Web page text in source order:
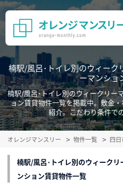
楠駅/風呂･トイレ別のウィーク
ーマンショ
楠駅/風呂･トイレ別のウィークリー
ョン賃貸物件一覧を掲載中。敷金
紹介。こだわり条件で
オレンジマンスリー 物件一覧 四
楠駅/風呂･トイレ別のウィーク
ンション賃貸物件一覧